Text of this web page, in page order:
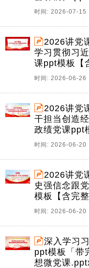
时间: 2026-07-
2026讲党
学习贯彻习
课ppt模板【
时间: 2026-06-26
2026讲党
干担当创造
政绩党课ppt
时间: 2026-06-
2026讲党
史强信念跟
模板【含完
时间: 2026-06-
深入学习
ppt模板「带
想微党课